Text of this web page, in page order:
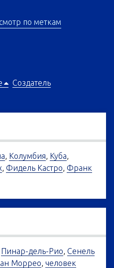
по меткам
Создатель
, Колумбия, Куба,
, Фидель Кастро, Франк
Пинар-дель-Рио, Сенель
Моррео, человек